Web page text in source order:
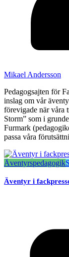
Mikael Andersson
Pedagogsajten för
inslag om vår
förevigade när våra
Storm” som i
Furmark
passa våra
Äventyrspedagogik
Äventyr i